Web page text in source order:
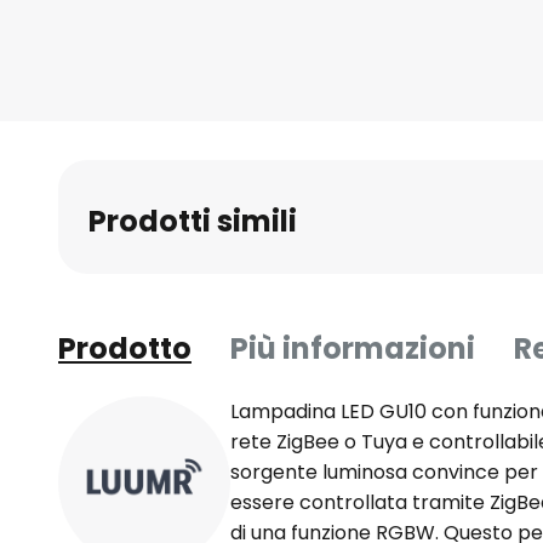
Prodotti simili
Prodotto Più informazioni
Lampadina LED GU10 con
rete ZigBee o Tuya e
sorgente luminosa convince per
essere controllata tramite
di una funzione RGBW. Questo